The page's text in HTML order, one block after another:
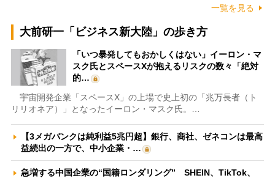
一覧を見る
大前研一「ビジネス新大陸」の歩き方
「いつ暴発してもおかしくはない」イーロン・マ
スク氏とスペースXが抱えるリスクの数々「絶対
的…
宇宙開発企業「スペースX」の上場で史上初の「兆万長者（ト
リリオネア）」となったイーロン・マスク氏。…
【3メガバンクは純利益5兆円超】銀行、商社、ゼネコンは最高
益続出の一方で、中小企業・…
急増する中国企業の“国籍ロンダリング” SHEIN、TikTok、